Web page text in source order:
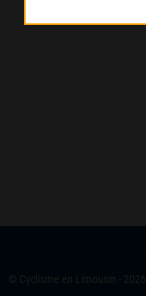
© Cyclisme en Limousin - 2026